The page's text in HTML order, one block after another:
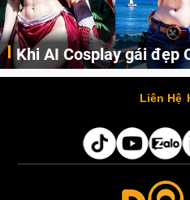
Khi AI Cosplay gái đẹp
Liên Hệ